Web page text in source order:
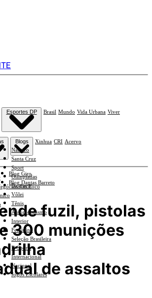
Esportes DP
Náutico
Santa Cruz
Sport
Olimpíadas
Basquete
Vôlei
Tênis
Automobilismo
Interior
Feminino
Seleção Brasileira
E-Sports
Internacional
Nacional
Jogos Escolares
Brasil Mundo Vida Urbana Viver
Em Foco
Blogs
Blog Giro
Blog Dantas Barreto
Xinhua CRI Acervo
fuzil, pistolas
300 munições
de assaltos